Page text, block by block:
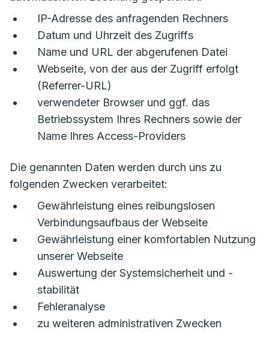
IP-Adresse des anfragenden Rechners
Datum und Uhrzeit des Zugriffs
Name und URL der abgerufenen Datei
Webseite, von der aus der Zugriff erfolgt
(Referrer-URL)
verwendeter Browser und ggf. das
Betriebssystem Ihres Rechners sowie der
Name Ihres Access-Providers
Die genannten Daten werden durch uns zu
folgenden Zwecken verarbeitet:
Gewährleistung eines reibungslosen
Verbindungsaufbaus der Webseite
Gewährleistung einer komfortablen Nutzung
unserer Webseite
Auswertung der Systemsicherheit und -
stabilität
Fehleranalyse
zu weiteren administrativen Zwecken